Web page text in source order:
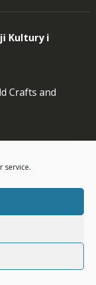
service.
Kultury i
Crafts and